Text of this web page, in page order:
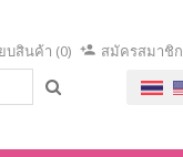
บสินค้า (0) สมัครสมาชิก